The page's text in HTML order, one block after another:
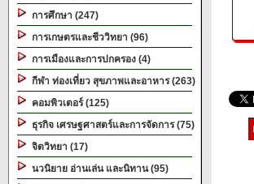
การศึกษา (247)
การเกษตรและชีววิทยา (96)
การเมืองและการปกครอง (4)
กีฬา ท่องเที่ยว สุขภาพและอาหาร (263)
คอมพิวเตอร์ (125)
ธุรกิจ เศรษฐศาสตร์และการจัดการ (75)
จิตวิทยา (17)
นวนิยาย อ่านเล่น และนิทาน (95)